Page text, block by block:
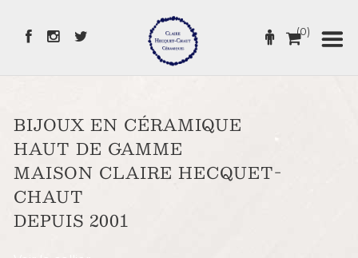
Content
(0)
BIJOUX EN CÉRAMIQUE
HAUT DE GAMME
MAISON CLAIRE HECQUET-
CHAUT
DEPUIS 2001